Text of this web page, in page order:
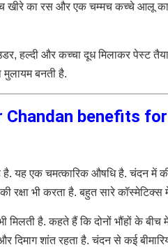
खीरे का रस और एक चम्मच कच्चे आलू
हल्दी और कच्चा दूध मिलाकर पेस्ट
मुलायम बनती है.
Chandan benefits
है. यह एक चमत्कारिक औषधि है. चंदन में
रक्षा भी करता है. बहुत सारे
है. कहते हैं कि दोनों भौंहों के बीच
दिमाग शांत रहता है. चंदन से कई